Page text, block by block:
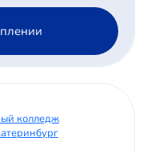
колледж